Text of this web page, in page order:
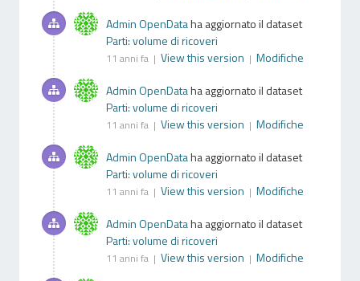
Admin OpenDataha aggiornato il dataset
Parti: volume di ricoveri
11 anni fa | View this version | Modifiche
Admin OpenDataha aggiornato il dataset
Parti: volume di ricoveri
11 anni fa | View this version | Modifiche
Admin OpenDataha aggiornato il dataset
Parti: volume di ricoveri
11 anni fa | View this version | Modifiche
Admin OpenDataha aggiornato il dataset
Parti: volume di ricoveri
11 anni fa | View this version | Modifiche